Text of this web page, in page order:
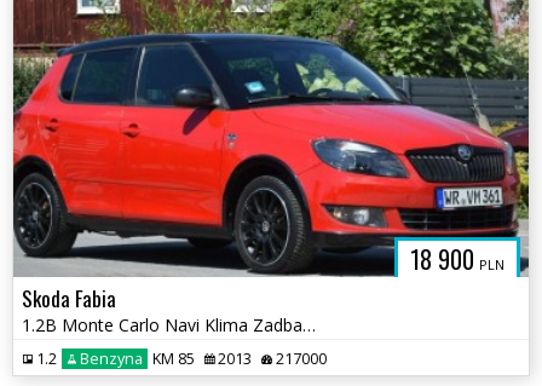
18 900 PLN
Skoda Fabia
1.2B Monte Carlo Navi Klima Zadbany Sprowadzony Opłacony
1.2 Benzyna KM 85 2013 217000